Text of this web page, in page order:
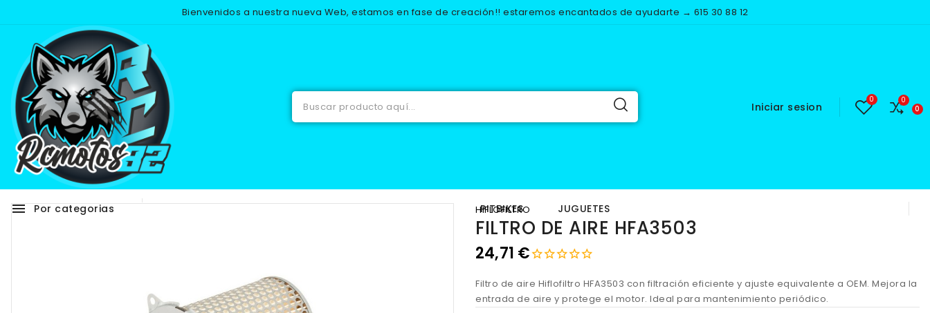
Bienvenidos a nuestra nueva Web, estamos en fase de creación!! estaremos encantados de ayudarte → 615 30 88 12
Iniciar sesion
menu Por categorias Adhesivos RECAMBIOS EQUIPACION PITBIKES JUGUETES
NUEVO HIFLOFILTRO
FILTRO DE AIRE HFA3503
24,71 €
Filtro de aire Hiflofiltro HFA3503 con filtración eficiente y ajuste equivalente a OEM. Mejora la
entrada de aire y protege el motor. Ideal para mantenimiento periódico.